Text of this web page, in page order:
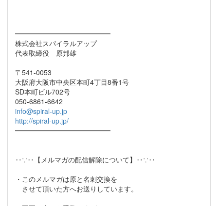
━━━━━━━━━━━━━━
株式会社スパイラルアップ
代表取締役 原邦雄
〒541-0053
大阪府大阪市中央区本町4丁目8番1号
SD本町ビル702号
050-6861-6642
info@spiral-up.jp
http://spiral-up.jp/
━━━━━━━━━━━━━━
‥∵‥【メルマガの配信解除について】‥∵‥
・このメルマガは原と名刺交換を
させて頂いた方へお送りしています。